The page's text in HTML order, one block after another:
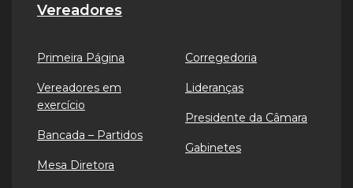
Vereadores
Primeira Página
Vereadores em
exercício
Bancada – Partidos
Mesa Diretora
Corregedoria
Lideranças
Presidente da Câmara
Gabinetes